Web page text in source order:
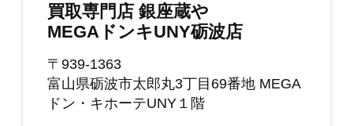
買取専門店 銀座蔵や
MEGAドンキUNY砺波店
〒939-1363
富山県砺波市太郎丸3丁目69番地 MEGA
ドン・キホーテUNY１階